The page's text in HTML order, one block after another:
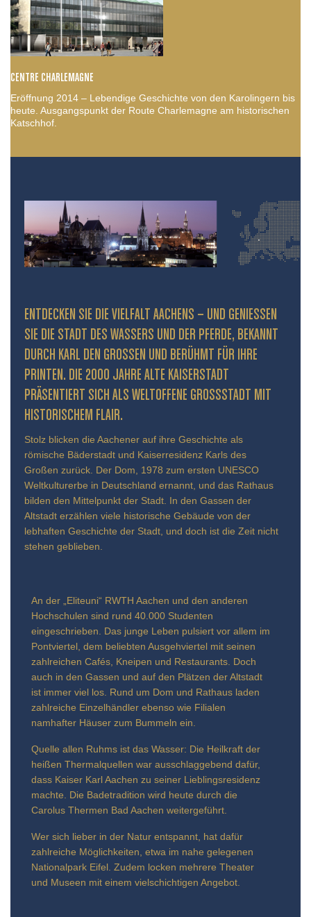
CENTRE CHARLEMAGNE
Eröffnung 2014 – Lebendige Geschichte von den Karolingern bis
heute. Ausgangspunkt der Route Charlemagne am historischen
Katschhof.
ENTDECKEN SIE DIE VIELFALT AACHENS – UND GENIESSEN S
IE DIE STADT DES WASSERS UND DER PFERDE, BEKANNT D
URCH KARL DEN GROSSEN UND BERÜHMT FÜR IHRE PR
INTEN. DIE 2000 JAHRE ALTE KAISERSTADT PR
ÄSENTIERT SICH ALS WELTOFFENE GROSSSTADT MIT HIS
TORISCHEM FLAIR.
Stolz blicken die Aachener auf ihre Geschichte als
römische Bäderstadt und Kaiserresidenz Karls des
Großen zurück. Der Dom, 1978 zum ersten UNESCO
Weltkulturerbe in Deutschland ernannt, und das Rathaus
bilden den Mittelpunkt der Stadt. In den Gassen der
Altstadt erzählen viele historische Gebäude von der
lebhaften Geschichte der Stadt, und doch ist die Zeit nicht
stehen geblieben.
An der „Eliteuni“ RWTH Aachen und den anderen
Hochschulen sind rund 40.000 Studenten
eingeschrieben. Das junge Leben pulsiert vor allem im
Pontviertel, dem beliebten Ausgehviertel mit seinen
zahlreichen Cafés, Kneipen und Restaurants. Doch
auch in den Gassen und auf den Plätzen der Altstadt
ist immer viel los. Rund um Dom und Rathaus laden
zahlreiche Einzelhändler ebenso wie Filialen
namhafter Häuser zum Bummeln ein.
Quelle allen Ruhms ist das Wasser: Die Heilkraft der
heißen Thermalquellen war ausschlaggebend dafür,
dass Kaiser Karl Aachen zu seiner Lieblingsresidenz
machte. Die Badetradition wird heute durch die
Carolus Thermen Bad Aachen weitergeführt.
Wer sich lieber in der Natur entspannt, hat dafür
zahlreiche Möglichkeiten, etwa im nahe gelegenen
Nationalpark Eifel. Zudem locken mehrere Theater
und Museen mit einem vielschichtigen Angebot.